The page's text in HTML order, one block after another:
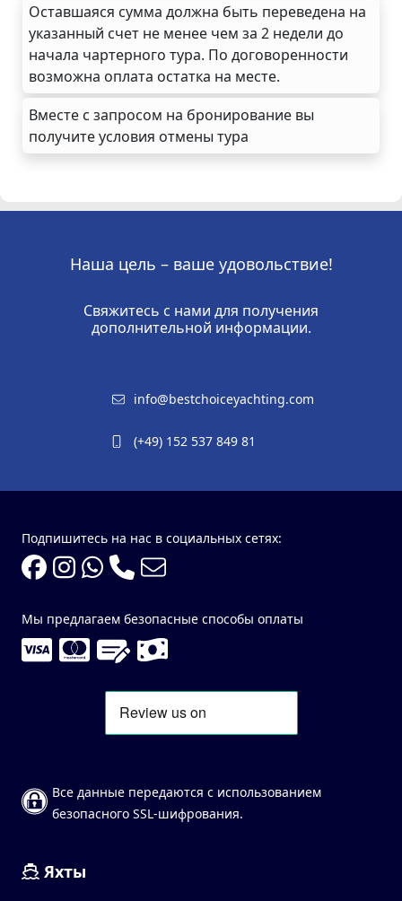
Оставшаяся сумма должна быть переведена на
указанный счет не менее чем за 2 недели до
начала чартерного тура. По договоренности
возможна оплата остатка на месте.
Вместе с запросом на бронирование вы
получите условия отмены тура
Наша цель – ваше удовольствие!
Свяжитесь с нами для получения
дополнительной информации.
info@bestchoiceyachting.com
(+49) 152 537 849 81
Подпишитесь на нас в социальных сетях:
Мы предлагаем безопасные способы оплаты
Все данные передаются с использованием
безопасного SSL-шифрования.
Яхты